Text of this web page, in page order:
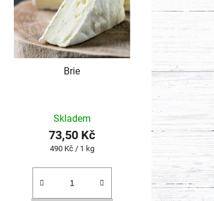
Brie
Skladem
73,50 Kč
Měrná
490 Kč / 1 kg